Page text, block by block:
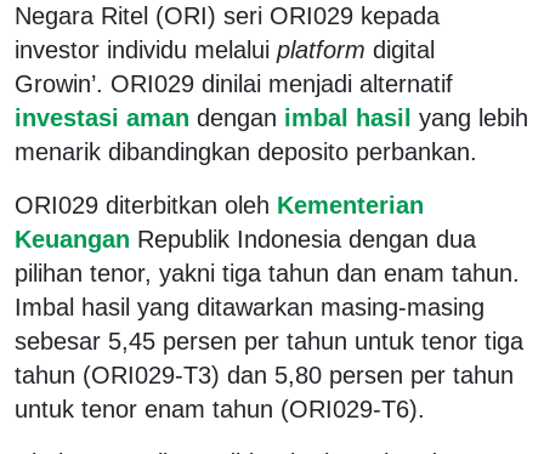
Negara Ritel (ORI) seri ORI029 kepada
investor individu melalui platform digital
Growin’. ORI029 dinilai menjadi alternatif
investasi aman dengan imbal hasil yang lebih
menarik dibandingkan deposito perbankan.
ORI029 diterbitkan oleh Kementerian
Keuangan Republik Indonesia dengan dua
pilihan tenor, yakni tiga tahun dan enam tahun.
Imbal hasil yang ditawarkan masing-masing
sebesar 5,45 persen per tahun untuk tenor tiga
tahun (ORI029-T3) dan 5,80 persen per tahun
untuk tenor enam tahun (ORI029-T6).